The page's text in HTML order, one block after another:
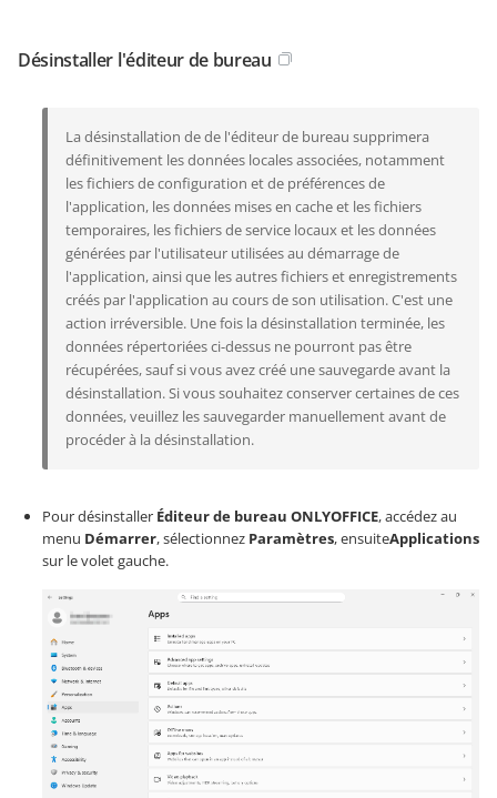
Désinstaller l'éditeur de bureau
La désinstallation de de l'éditeur de bureau supprimera
définitivement les données locales associées, notamment
les fichiers de configuration et de préférences de
l'application, les données mises en cache et les fichiers
temporaires, les fichiers de service locaux et les données
générées par l'utilisateur utilisées au démarrage de
l'application, ainsi que les autres fichiers et enregistrements
créés par l'application au cours de son utilisation. C'est une
action irréversible. Une fois la désinstallation terminée, les
données répertoriées ci-dessus ne pourront pas être
récupérées, sauf si vous avez créé une sauvegarde avant la
désinstallation. Si vous souhaitez conserver certaines de ces
données, veuillez les sauvegarder manuellement avant de
procéder à la désinstallation.
Pour désinstaller Éditeur de bureau ONLYOFFICE, accédez au
menu Démarrer, sélectionnez Paramètres, ensuiteApplications
sur le volet gauche.